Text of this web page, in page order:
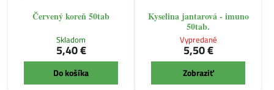
Červený koreň 50tab
Skladom
5,40 €
Do košíka
Kyselina jantarová - imuno
50tab.
Vypredané
5,50 €
Zobraziť